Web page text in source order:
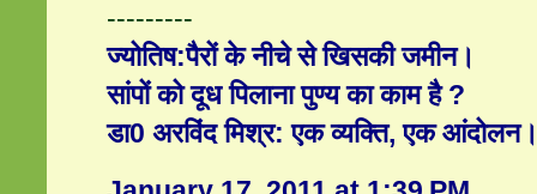
---------
ज्‍योतिष:पैरों के नीचे से खिसकी जमीन।
सांपों को दूध पिलाना पुण्‍य का काम है ?
डा0 अरविंद मिश्र: एक व्‍यक्ति, एक